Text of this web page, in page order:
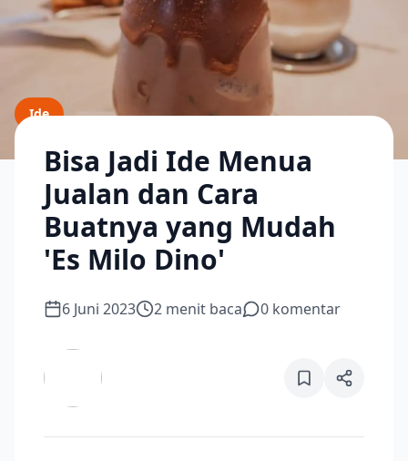
Ide
Bisa Jadi Ide Menua
Jualan dan Cara
Buatnya yang Mudah
'Es Milo Dino'
6 Juni 2023 2 menit baca 0 komentar